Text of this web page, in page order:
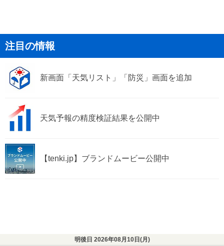
注目の情報
新画面「天気リスト」「防災」画面を追加
天気予報の精度検証結果を公開中
【tenki.jp】ブランドムービー公開中
明後日 2026年08月10日(月 )